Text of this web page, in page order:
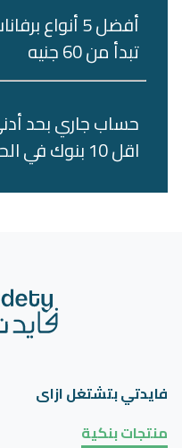
أفضل 5
تبدأ من 60 جنيه
اقل 10 بنوك في الحد الأدنى
فايدتي بتشتغل ازاى
منتجات بنكية